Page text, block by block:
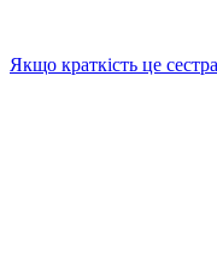
Якщо краткість це